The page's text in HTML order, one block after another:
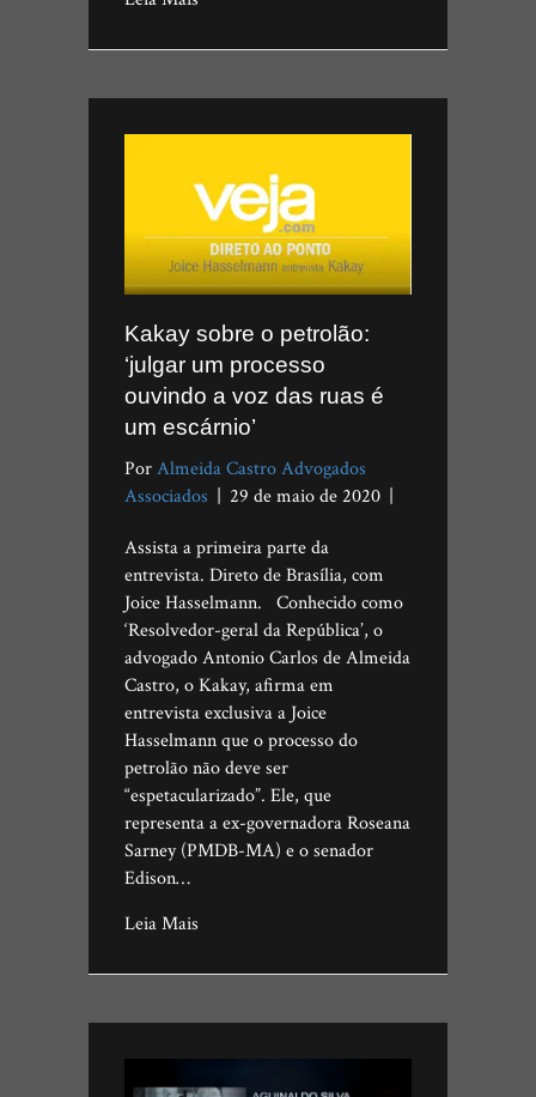
Kakay sobre o petrolão:
‘julgar um processo
ouvindo a voz das ruas é
um escárnio’
PorAlmeida Castro Advogados
Associados
29 de maio de 2020
Assista a primeira parte da
entrevista. Direto de Brasília, com
Joice Hasselmann. Conhecido como
‘Resolvedor-geral da República’, o
advogado Antonio Carlos de Almeida
Castro, o Kakay, afirma em
entrevista exclusiva a Joice
Hasselmann que o processo do
petrolão não deve ser
“espetacularizado”. Ele, que
representa a ex-governadora Roseana
Sarney (PMDB-MA) e o senador
Edison…
Leia Mais